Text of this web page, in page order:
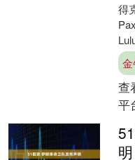
得
中
的“
查
平
明